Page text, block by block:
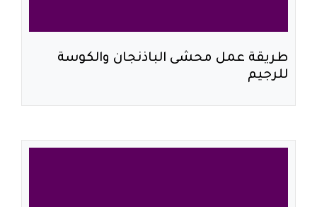
طريقة عمل محشى الباذنجان والكوسة
للرجيم